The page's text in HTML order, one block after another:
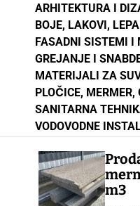
ARHITEKTURA I
BOJE, LAKOVI,
FASADNI SISTEMI I
GREJANJE I
MATERIJALI ZA
PLOČICE,
SANITARNA
VODOVODNE
m3